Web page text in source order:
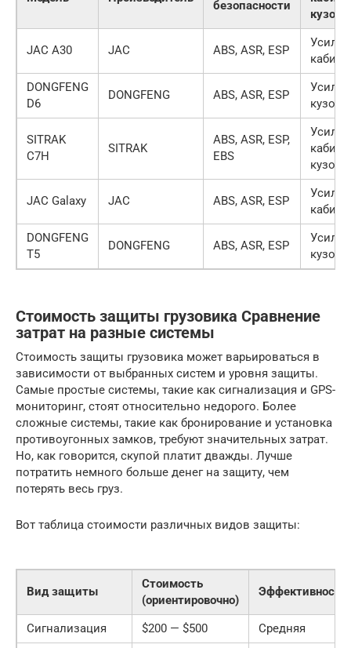
безопасности
кузова
JAC A30 JAC ABS, ASR, ESP
кабина
DONGFENG
D6
DONGFENG ABS, ASR, ESP
кузов
SITRAK
C7H
SITRAK
ABS, ASR, ESP,
EBS
кузов
JAC Galaxy JAC ABS, ASR, ESP
кабина
DONGFENG
T5
DONGFENG ABS, ASR, ESP
кузов
Стоимость защиты грузовика Сравнение
затрат на разные системы
Стоимость защиты грузовика может варьироваться в
зависимости от выбранных систем и уровня защиты.
Самые простые системы, такие как сигнализация и GPS-
мониторинг, стоят относительно недорого. Более
сложные системы, такие как бронирование и установка
противоугонных замков, требуют значительных затрат.
Но, как говорится, скупой платит дважды. Лучше
потратить немного больше денег на защиту, чем
потерять весь груз.
Вот таблица стоимости различных видов защиты:
Вид защиты
Стоимость
(ориентировочно)
Эффективность
Сигнализация $200 — $500 Средняя